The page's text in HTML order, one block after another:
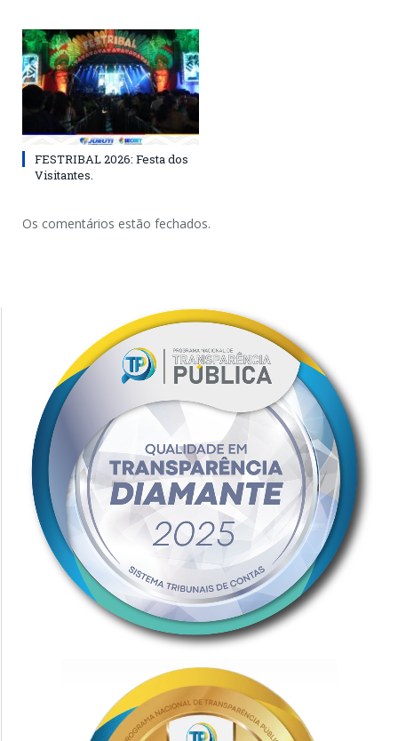
FESTRIBAL 2026: Festa dos
Visitantes.
Os comentários estão fechados.